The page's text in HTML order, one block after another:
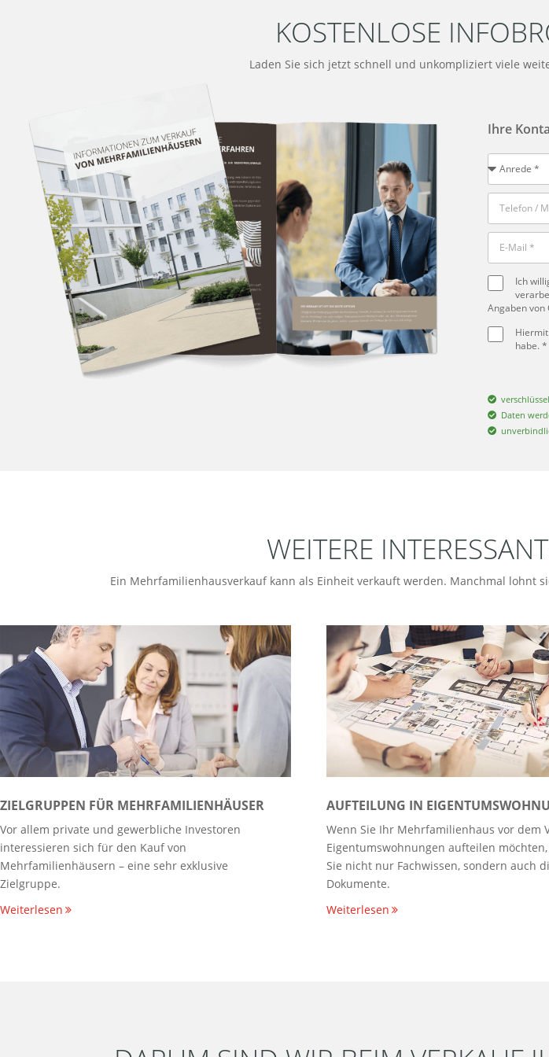
KOSTENLOSE
Laden Sie sich jetzt schnell und unkompliziert viele
Ihre
Ich
Angaben
habe. *
Daten
WEITERE
Ein Mehrfamilienhausverkauf kann als Einheit verkauft werden. Manchmal lohnt
ZIELGRUPPEN FÜR MEHRFAMILIENHÄUSER
Vor allem private und gewerbliche Investoren
interessieren sich für den Kauf von
Mehrfamilienhäusern – eine sehr exklusive
Zielgruppe.
Weiterlesen
AUFTEILUNG IN
Wenn Sie Ihr Mehrfamilienhaus vor dem
Eigentumswohnungen aufteilen
Sie nicht nur Fachwissen, sondern auch
Dokumente.
Weiterlesen